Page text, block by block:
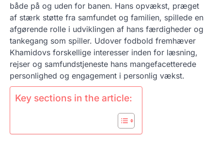
både på og uden for banen. Hans opvækst, præget
af stærk støtte fra samfundet og familien, spillede en
afgørende rolle i udviklingen af hans færdigheder og
tankegang som spiller. Udover fodbold fremhæver
Khamidovs forskellige interesser inden for læsning,
rejser og samfundstjeneste hans mangefacetterede
personlighed og engagement i personlig vækst.
Key sections in the article: